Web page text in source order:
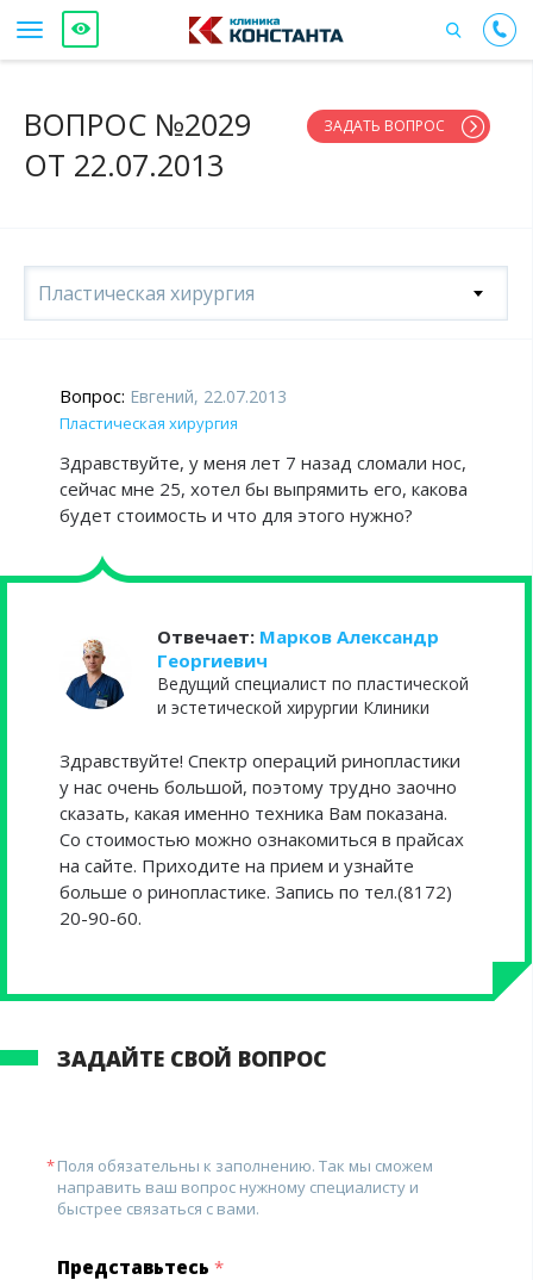
ВОПРОС №2029
ОТ 22.07.2013
ЗАДАТЬ ВОПРОС
Пластическая хирургия
Вопрос: Евгений, 22.07.2013
Пластическая хирургия
Здравствуйте, у меня лет 7 назад сломали нос,
сейчас мне 25, хотел бы выпрямить его, какова
будет стоимость и что для этого нужно?
Отвечает: Марков Александр
Георгиевич
Ведущий специалист по пластической
и эстетической хирургии Клиники
Здравствуйте! Спектр операций ринопластики
у нас очень большой, поэтому трудно заочно
сказать, какая именно техника Вам показана.
Со стоимостью можно ознакомиться в прайсах
на сайте. Приходите на прием и узнайте
больше о ринопластике. Запись по тел.(8172)
20-90-60.
ЗАДАЙТЕ СВОЙ ВОПРОС
Поля обязательны к заполнению. Так мы сможем
направить ваш вопрос нужному специалисту и
быстрее связаться с вами.
Представьтесь *